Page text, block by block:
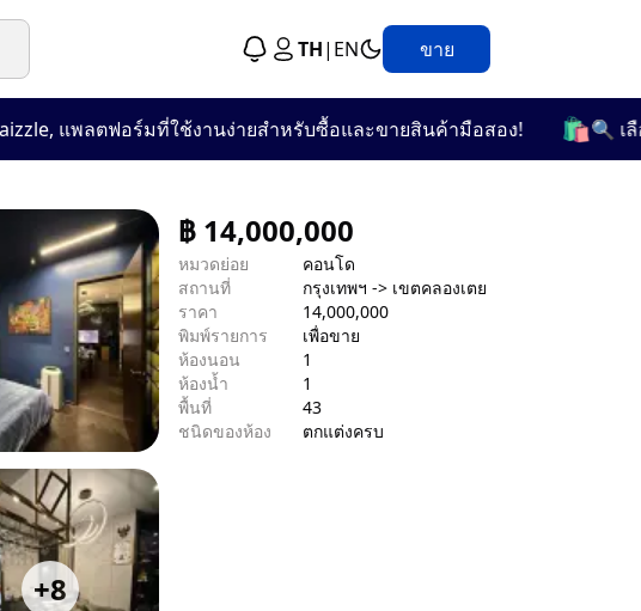
TH| EN ขาย
แพลตฟอร์มที่ใช้งานง่ายสำหรับซื้อและขายสินค้ามือสอง! 🛍️ 🔍 เลือกช
+8
฿ 14,000,000
หมวดย่อย
คอนโด
สถานที่
กรุงเทพฯ -> เขตคลองเตย
ราคา
14,000,000
พิมพ์รายการ
เพื่อขาย
ห้องนอน
1
ห้องน้ำ
1
พื้นที่
43
ชนิดของห้อง
ตกแต่งครบ